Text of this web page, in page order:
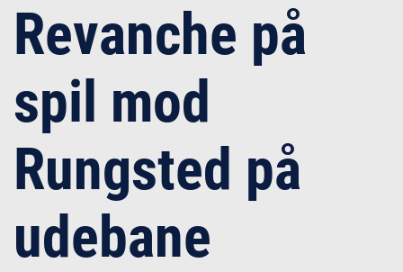
Revanche på
spil mod
Rungsted på
udebane